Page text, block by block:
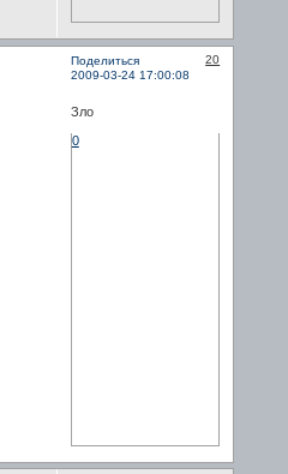
Поделиться
20
2009-03-24 17:00:08
Зло
0